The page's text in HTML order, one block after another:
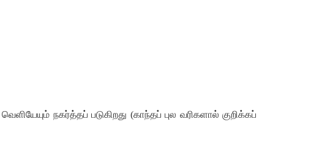
வெளியேயும் நகர்த்தப் படுகிறது (காந்தப் புல வரிகளால் குறிக்கப்